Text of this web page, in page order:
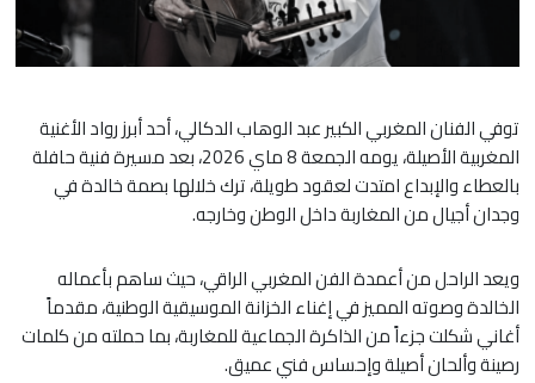
توفي الفنان المغربي الكبير عبد الوهاب الدكالي، أحد أبرز رواد الأغنية
المغربية الأصيلة، يومه الجمعة 8 ماي 2026، بعد مسيرة فنية حافلة
بالعطاء والإبداع امتدت لعقود طويلة، ترك خلالها بصمة خالدة في
وجدان أجيال من المغاربة داخل الوطن وخارجه.
ويعد الراحل من أعمدة الفن المغربي الراقي، حيث ساهم بأعماله
الخالدة وصوته المميز في إغناء الخزانة الموسيقية الوطنية، مقدماً
أغاني شكلت جزءاً من الذاكرة الجماعية للمغاربة، بما حملته من كلمات
رصينة وألحان أصيلة وإحساس فني عميق.